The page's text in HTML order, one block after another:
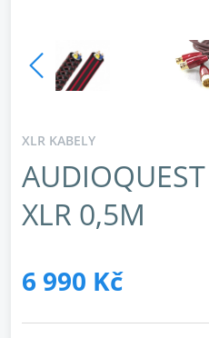
XLR KABELY
XLR 0,5M
6 990 Kč